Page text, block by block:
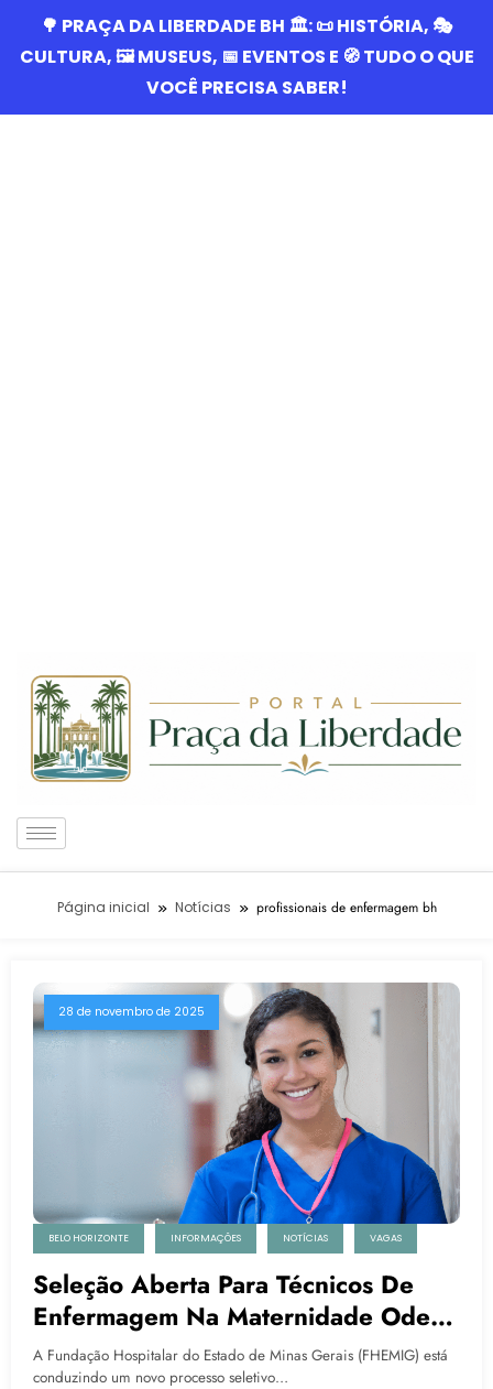
🌳 PRAÇA DA LIBERDADE BH 🏛️: 📜 HISTÓRIA, 🎭
CULTURA, 🖼️ MUSEUS, 📅 EVENTOS E 🧭 TUDO O QUE
VOCÊ PRECISA SABER!
Página inicial Notícias profissionais de enfermagem bh
28 de novembro de 2025
BELO HORIZONTE INFORMAÇÕES NOTÍCIAS VAGAS
Seleção Aberta Para Técnicos De
Enfermagem Na Maternidade Odete
Valadares Em Belo Horizonte
A Fundação Hospitalar do Estado de Minas Gerais (FHEMIG) está
conduzindo um novo processo seletivo…